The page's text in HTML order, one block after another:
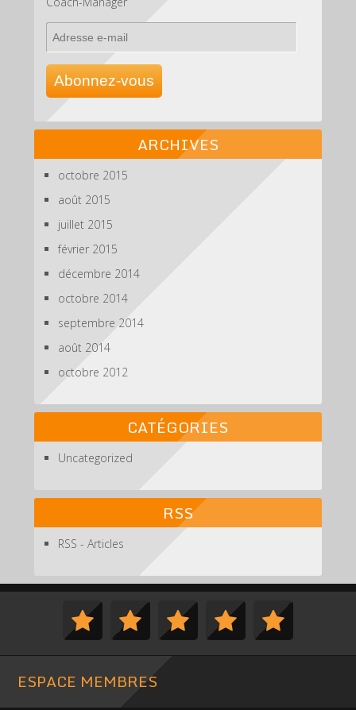
Adresse
e-
mail
Abonnez-vous
ARCHIVES
octobre 2015
août 2015
juillet 2015
février 2015
décembre 2014
octobre 2014
septembre 2014
août 2014
octobre 2012
CATÉGORIES
Uncategorized
RSS
RSS - Articles
ESPACE MEMBRES